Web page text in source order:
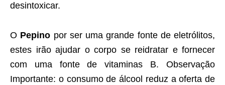
desintoxicar.
O Pepino por ser uma grande fonte de eletrólitos,
estes irão ajudar o corpo se reidratar e fornecer
com uma fonte de vitaminas B. Observação
Importante: o consumo de álcool reduz a oferta de